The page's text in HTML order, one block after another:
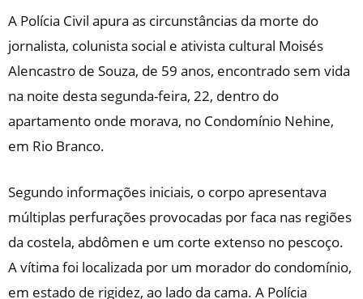
A Polícia Civil apura as circunstâncias da morte do
jornalista, colunista social e ativista cultural Moisés
Alencastro de Souza, de 59 anos, encontrado sem vida
na noite desta segunda-feira, 22, dentro do
apartamento onde morava, no Condomínio Nehine,
em Rio Branco.
Segundo informações iniciais, o corpo apresentava
múltiplas perfurações provocadas por faca nas regiões
da costela, abdômen e um corte extenso no pescoço.
A vítima foi localizada por um morador do condomínio,
em estado de rigidez, ao lado da cama. A Polícia